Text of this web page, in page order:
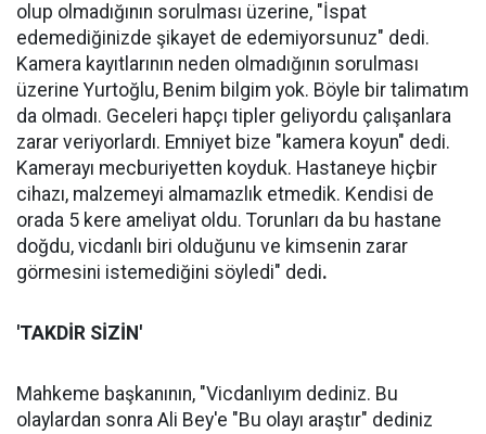
olup olmadığının sorulması üzerine, "İspat
edemediğinizde şikayet de edemiyorsunuz" dedi.
Kamera kayıtlarının neden olmadığının sorulması
üzerine Yurtoğlu, Benim bilgim yok. Böyle bir talimatım
da olmadı. Geceleri hapçı tipler geliyordu çalışanlara
zarar veriyorlardı. Emniyet bize "kamera koyun" dedi.
Kamerayı mecburiyetten koyduk. Hastaneye hiçbir
cihazı, malzemeyi almamazlık etmedik. Kendisi de
orada 5 kere ameliyat oldu. Torunları da bu hastane
doğdu, vicdanlı biri olduğunu ve kimsenin zarar
görmesini istemediğini söyledi" dedi.
'TAKDİR SİZİN'
Mahkeme başkanının, "Vicdanlıyım dediniz. Bu
olaylardan sonra Ali Bey'e "Bu olayı araştır" dediniz